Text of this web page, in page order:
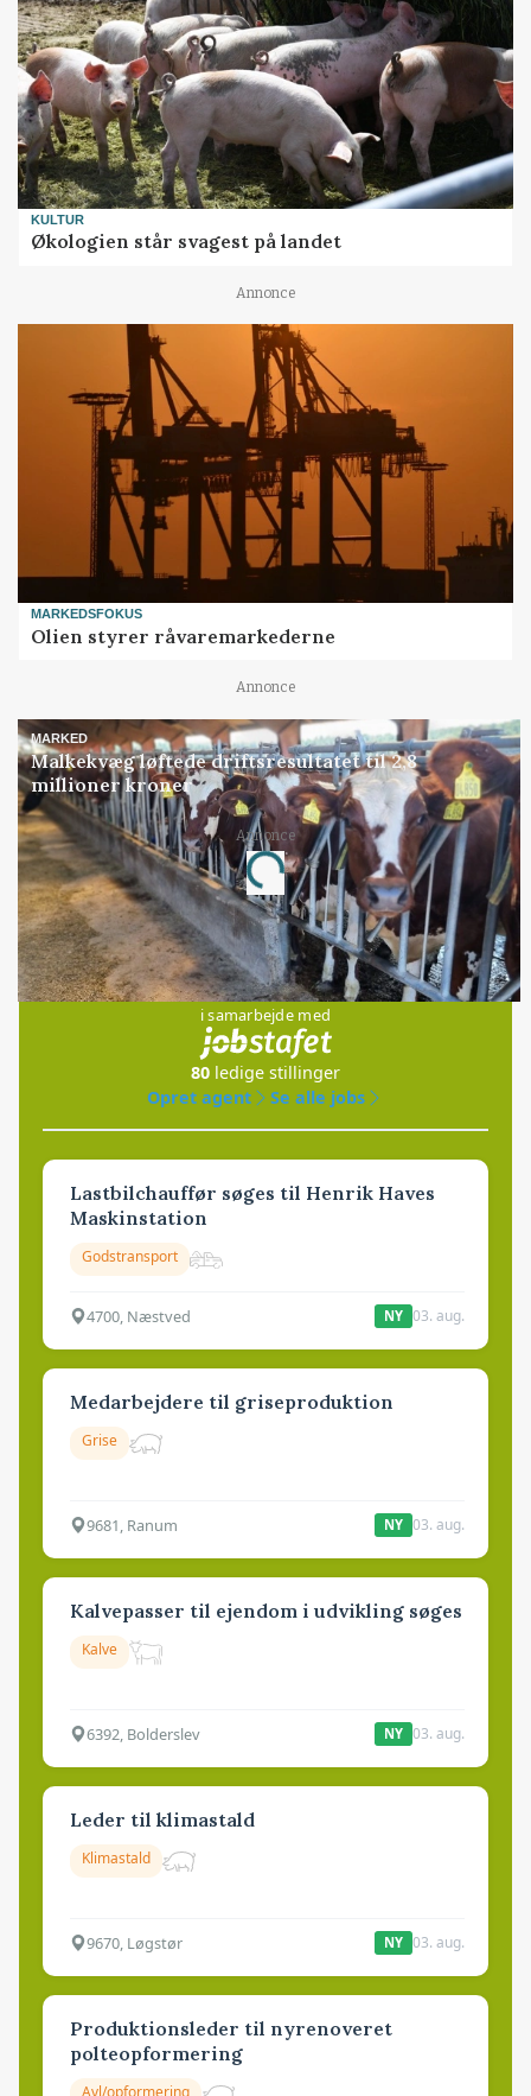
KULTUR
Økologien står svagest på landet
Annonce
MARKEDSFOKUS
Olien styrer råvaremarkederne
Annonce
MARKED
Malkekvæg løftede driftsresultatet til 2,8
millioner kroner
Annonce
Loading...
Jobs
i samarbejde med
80 ledige stillinger
Opret agent
Se alle jobs
Lastbilchauffør søges til Henrik Haves
Maskinstation
Godstransport
4700, Næstved NY 03. aug.
Medarbejdere til griseproduktion
Grise
9681, Ranum NY 03. aug.
Kalvepasser til ejendom i udvikling søges
Kalve
6392, Bolderslev NY 03. aug.
Leder til klimastald
Klimastald
9670, Løgstør NY 03. aug.
Produktionsleder til nyrenoveret
polteopformering